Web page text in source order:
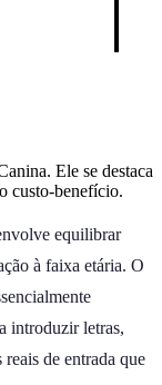
Ele se destaca
custo-benefício.
equilibrar
à faixa etária. O
introduzir letras,
de entrada que